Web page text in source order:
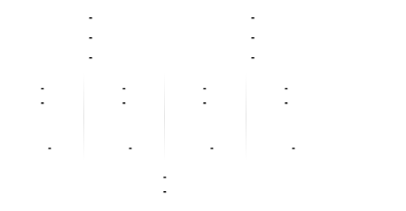
-
-
-
-
-
-
-
-
-
-
-
-
-
-
-
-
-
-
-
-